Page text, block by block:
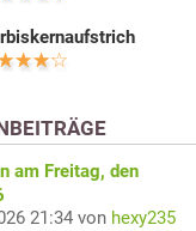
am Freitag, den
21:34 von hexy235